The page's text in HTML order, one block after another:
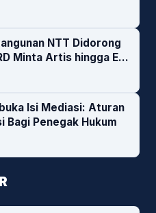
NTT Didorong
Minta Artis hingga EO
Isi Mediasi: Aturan
Bagi Penegak Hukum